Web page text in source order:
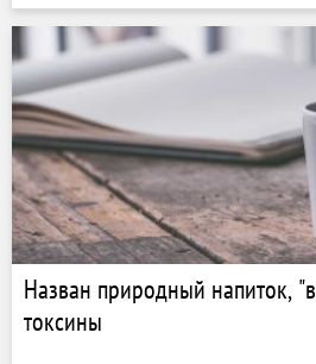
Назван природный напиток,
токсины